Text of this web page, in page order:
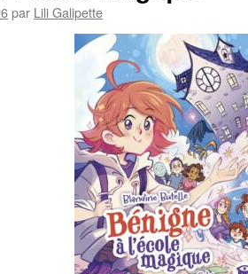
par Lili Galipette